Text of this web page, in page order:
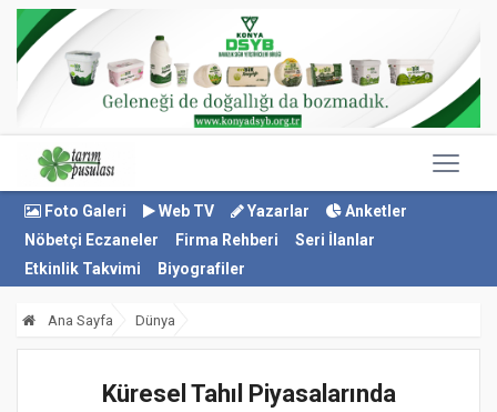
Foto Galeri Web TV Yazarlar
Anketler
Nöbetçi Eczaneler
Firma Rehberi
Seri İlanlar
Etkinlik Takvimi
Biyografiler
Ana Sayfa Dünya
Küresel Tahıl Piyasalarında